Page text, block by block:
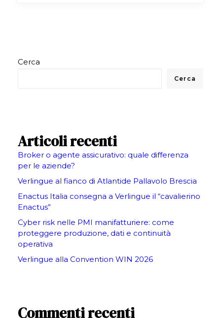
Cerca
Cerca
Articoli recenti
Broker o agente assicurativo: quale differenza
per le aziende?
Verlingue al fianco di Atlantide Pallavolo Brescia
Enactus Italia consegna a Verlingue il “cavalierino
Enactus”
Cyber risk nelle PMI manifatturiere: come
proteggere produzione, dati e continuità
operativa
Verlingue alla Convention WIN 2026
Commenti recenti